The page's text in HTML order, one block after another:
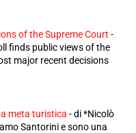
of the Supreme Court -
finds public views of the
major recent decisions
meta turistica -di *Nicolò
Santorini e sono una